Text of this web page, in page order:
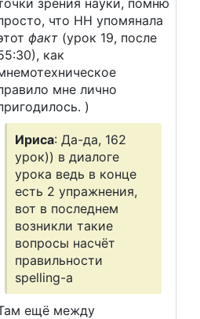
зрения науки, помню
что НН упомянала
факт (урок 19, после
как
мне лично
)
Ириса: Да-да, 162
урок)) в диалоге
урока ведь в конце
есть 2 упражнения,
вот в последнем
возникли такие
вопросы насчёт
правильности
spelling-a
ещё между